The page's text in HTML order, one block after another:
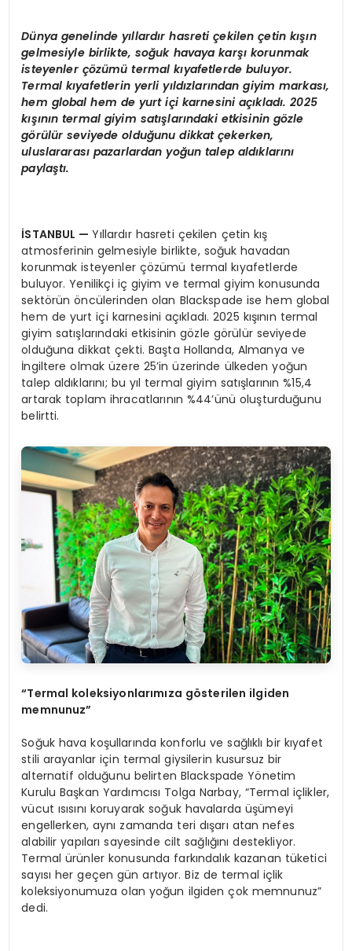
Dünya genelinde yıllardır hasreti çekilen çetin kışın
gelmesiyle birlikte, soğuk havaya karşı korunmak
isteyenler çözümütermal kıyafetlerde buluyor.
Termal kıyafetlerin yerli yıldızlarından giyim markası,
hem global hem de yurt içi karnesini açıkladı. 2025
kışının termal giyim satışlarındaki etkisinin gözle
görülür seviyede olduğunu dikkat çekerken,
uluslararası pazarlardan yoğun talep aldıklarını
paylaştı.
İSTANBUL —Yıllardır hasreti çekilen çetin kış
atmosferinin gelmesiyle birlikte, soğuk havadan
korunmak isteyenler çözümü termal kıyafetlerde
buluyor. Yenilikçi iç giyim ve termal giyim konusunda
sektörün öncülerinden olan Blackspade ise hem global
hem de yurt içi karnesini açıkladı. 2025 kışının termal
giyim satışlarındaki etkisinin gözle görülür seviyede
olduğuna dikkat çekti. Başta Hollanda, Almanya ve
İngiltere olmak üzere 25’in üzerinde ülkeden yoğun
talep aldıklarını; bu yıl termal giyim satışlarının %15,4
artarak toplam ihracatlarının %44’ünü oluşturduğunu
belirtti.
“Termal koleksiyonlarımıza gösterilen ilgiden
memnunuz”
Soğuk hava koşullarında konforlu ve sağlıklı bir kıyafet
stili arayanlar için termal giysilerin kusursuz bir
alternatif olduğunu belirten Blackspade Yönetim
Kurulu Başkan Yardımcısı Tolga Narbay, “Termal içlikler,
vücut ısısını koruyarak soğuk havalarda üşümeyi
engellerken, aynı zamanda teri dışarı atan nefes
alabilir yapıları sayesinde cilt sağlığını destekliyor.
Termal ürünler konusunda farkındalık kazanan tüketici
sayısı her geçen gün artıyor. Biz de termal içlik
koleksiyonumuza olan yoğun ilgiden çok memnunuz”
dedi.